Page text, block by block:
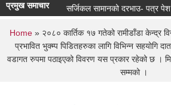
प्रमुख समाचारसर्जिकल सामानको दरभाउ- पत्र पेश गर्ने
You are here
Home » २०८० कार्तिक १७ गतेको रामीडाँडा केन्द्र
प्रभावित भुक्म्प पिडितहरुका लागि विभिन्न सहयोगि
वडागत रुपमा पठाइएको विवरण यस प्रकार रहेको छ ।
सम्मको ।